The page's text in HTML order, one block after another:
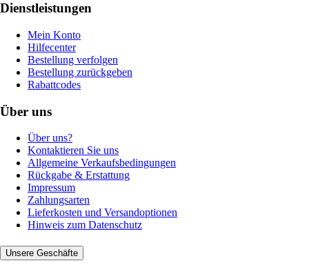
Dienstleistungen
Mein Konto
Hilfecenter
Bestellung verfolgen
Bestellung zurückgeben
Rabattcodes
Über uns
Über uns?
Kontaktieren Sie uns
Allgemeine Verkaufsbedingungen
Rückgabe & Erstattung
Impressum
Zahlungsarten
Lieferkosten und Versandoptionen
Hinweis zum Datenschutz
Unsere Geschäfte